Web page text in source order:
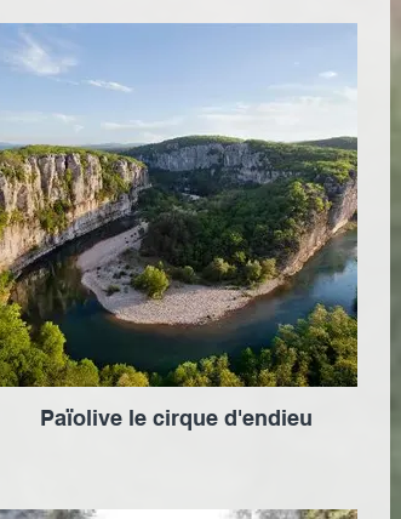
Païolive le cirque d'endieu